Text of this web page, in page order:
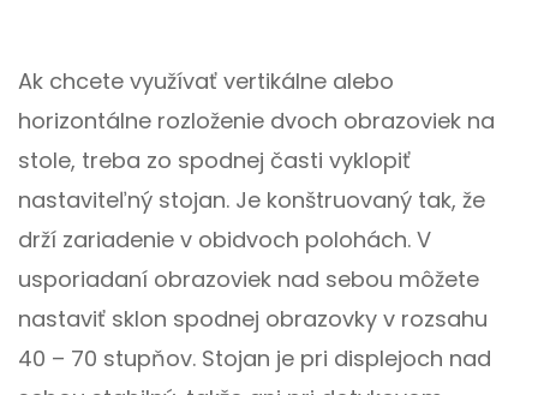
Ak chcete využívať vertikálne alebo
horizontálne rozloženie dvoch obrazoviek na
stole, treba zo spodnej časti vyklopiť
nastaviteľný stojan. Je konštruovaný tak, že
drží zariadenie v obidvoch polohách. V
usporiadaní obrazoviek nad sebou môžete
nastaviť sklon spodnej obrazovky v rozsahu
40 – 70 stupňov. Stojan je pri displejoch nad